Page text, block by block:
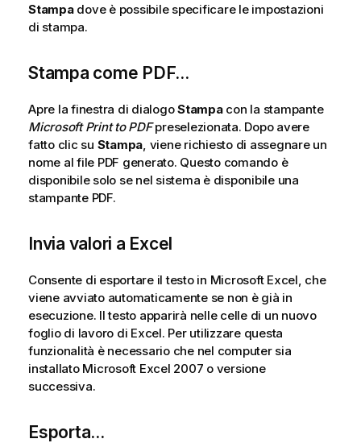
Stampadove è possibile specificare le impostazioni
di stampa.
Stampa come PDF...
Apre la finestra di dialogoStampacon la stampante
Microsoft Print to PDFpreselezionata. Dopo avere
fatto clic su Stampa, viene richiesto di assegnare un
nome al file PDF generato. Questo comando è
disponibile solo se nel sistema è disponibile una
stampante PDF.
Invia valori a Excel
Consente di esportare il testo in Microsoft Excel, che
viene avviato automaticamente se non è già in
esecuzione. Il testo apparirà nelle celle di un nuovo
foglio di lavoro di Excel. Per utilizzare questa
funzionalità è necessario che nel computer sia
installato Microsoft Excel 2007 o versione
successiva.
Esporta...